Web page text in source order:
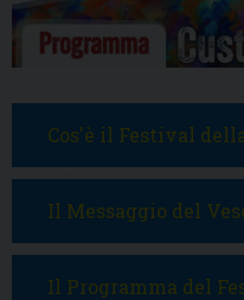
Cos'è il Festival
Il Messaggio del
Il Programma del